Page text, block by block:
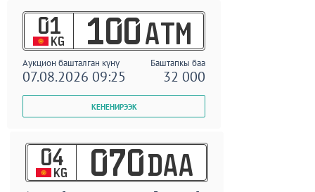
01
KG 100 ATM
Аукцион башталган күнү Баштапкы баа
07.08.2026 09:25 32 000
04
KG 070 DAA